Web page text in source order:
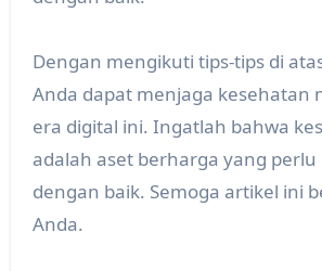
Dengan mengikuti tips-tips di
Anda dapat menjaga kesehatan
era digital ini. Ingatlah bahwa
adalah aset berharga yang perlu
dengan baik. Semoga artikel ini
Anda.